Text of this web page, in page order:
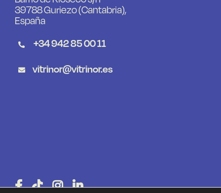
39788 Guriezo (Cantabria),
España
+34 942 85 00 11
vitrinor@vitrinor.es